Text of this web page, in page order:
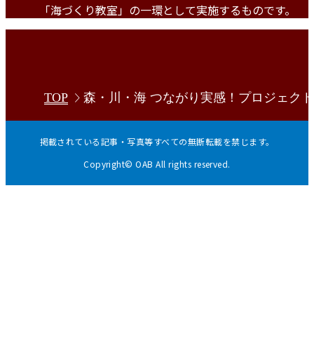
「海づくり教室」の一環として実施するものです。
TOP 森・川・海 つながり実感！プロジェク
掲載されている記事・写真等すべての無断転載を禁じます。
Copyright© OAB All rights reserved.